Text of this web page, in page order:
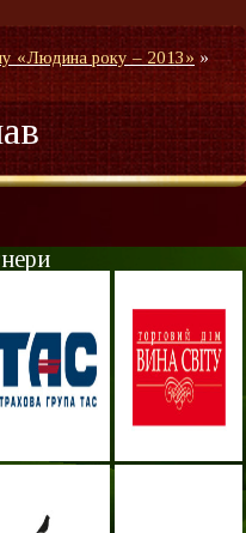
«Людина року – 2013» »